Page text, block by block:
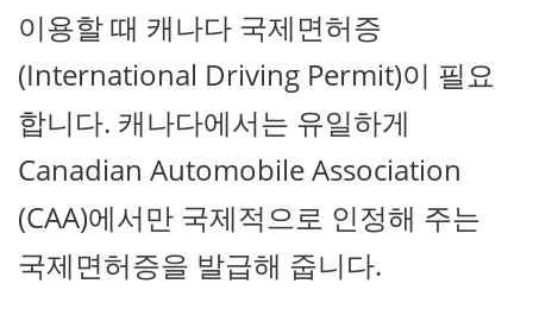
이용할 때 캐나다 국제면허증
(International Driving Permit)이 필요
합니다. 캐나다에서는 유일하게
Canadian Automobile Association
(CAA)에서만 국제적으로 인정해 주는
국제면허증을 발급해 줍니다.